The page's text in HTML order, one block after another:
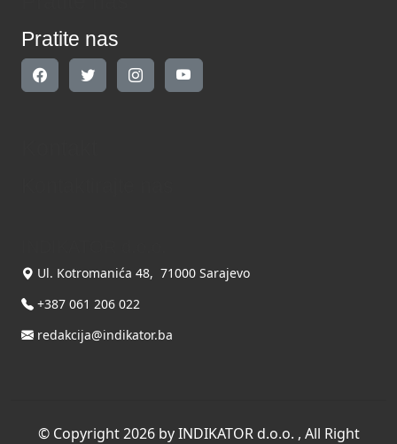
Pratite nas
Ul. Kotromanića 48, 71000 Sarajevo
+387 061 206 022
redakcija@indikator.ba
© Copyright 2026 by INDIKATOR d.o.o. , All Right